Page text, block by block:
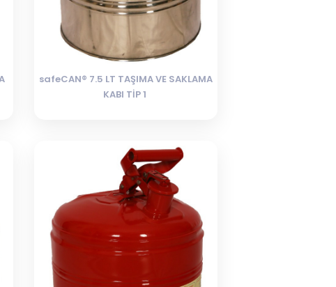
safeCAN® 7.5 LT TAŞIMA VE SAKLAMA
KABI TİP 1